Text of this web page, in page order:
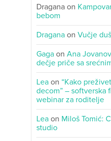
Dragana on
bebom
Dragana on Vučje
Gaga on Ana
dečje priče sa
Lea on “Kako
decom” – softverska
webinar za roditelje
Lea on Miloš Tomić:
studio